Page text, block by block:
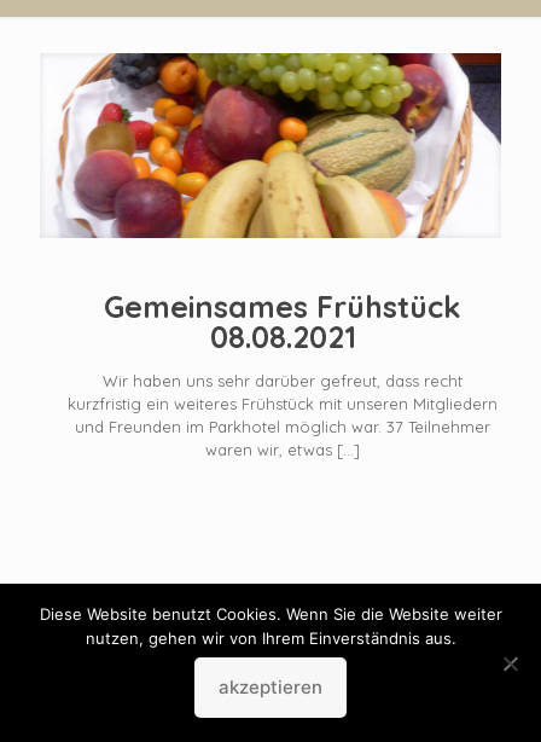
Gemeinsames Frühstück
08.08.2021
Wir haben uns sehr darüber gefreut, dass recht
kurzfristig ein weiteres Frühstück mit unseren Mitgliedern
und Freunden im Parkhotel möglich war. 37 Teilnehmer
waren wir, etwas […]
Diese Website benutzt Cookies. Wenn Sie die Website weiter
nutzen, gehen wir von Ihrem Einverständnis aus.
akzeptieren